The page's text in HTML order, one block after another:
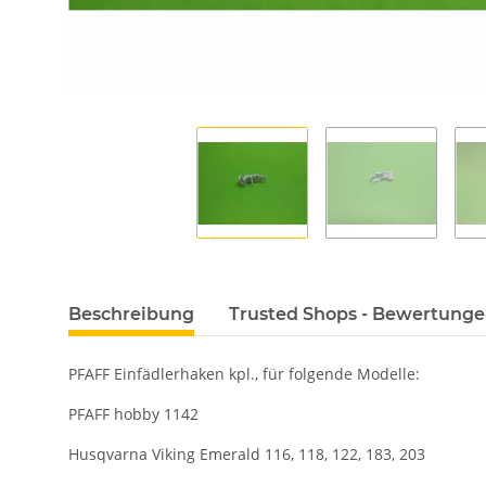
Beschreibung Trusted Shops -
PFAFF Einfädlerhaken kpl., für folgende Modelle:
PFAFF hobby 1142
Husqvarna Viking Emerald 116, 118, 122, 183, 203